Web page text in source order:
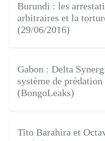
Burundi : les
arbitraires et la
(29/06/2016)
Gabon : Delta
système de
(BongoLeaks)
Tito Barahira et